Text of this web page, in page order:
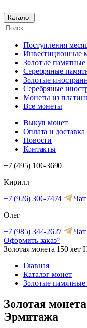
Каталог
Поступления
Инвестиционные
Золотые
Серебряные
Золотые
Серебряные
Монеты из
Все монеты
Выкуп монет
Оплата и доставка
Новости
Контакты
+7 (495) 106-3690
Кирилл
+7 (926) 306-7474
Чат
Олег
+7 (985) 344-2627
Чат
Оформить заказ?
Золотая монета 150 лет
Главная
Каталог монет
Золотые
Золотая
Эрмитажа